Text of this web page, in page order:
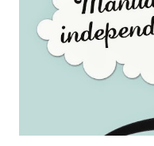
enfrento. Quero
vocês que esteve